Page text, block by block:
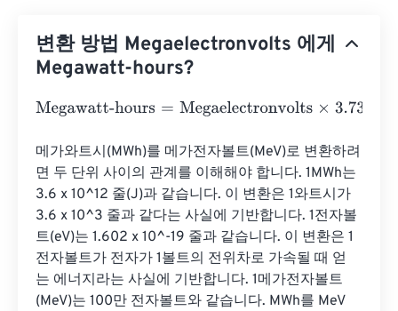
변환 방법 Megaelectronvolts 에게
Megawatt-hours?
Megawatt-hours=Megaelectronvolts×
메가와트시(MWh)를 메가전자볼트(MeV)로 변환하려
면 두 단위 사이의 관계를 이해해야 합니다. 1MWh는
3.6 x 10^12 줄(J)과 같습니다. 이 변환은 1와트시가
3.6 x 10^3 줄과 같다는 사실에 기반합니다. 1전자볼
트(eV)는 1.602 x 10^-19 줄과 같습니다. 이 변환은 1
전자볼트가 전자가 1볼트의 전위차로 가속될 때 얻
는 에너지라는 사실에 기반합니다. 1메가전자볼트
(MeV)는 100만 전자볼트와 같습니다. MWh를 MeV